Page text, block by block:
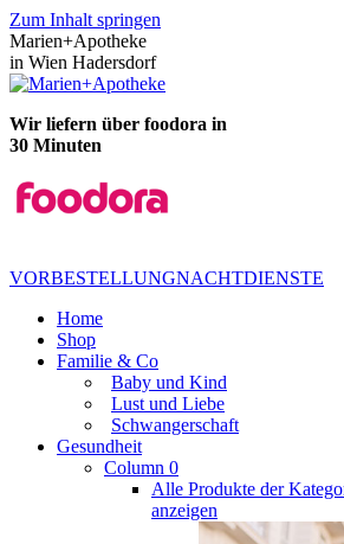
Zum Inhalt springen
Marien+Apotheke
in Wien Hadersdorf
Wir liefern über foodora in
30 Minuten
VORBESTELLUNGNACHTDIENSTE
Home
Shop
Familie & Co
Baby und Kind
Lust und Liebe
Schwangerschaft
Gesundheit
Column 0
Alle Produkte der
anzeigen